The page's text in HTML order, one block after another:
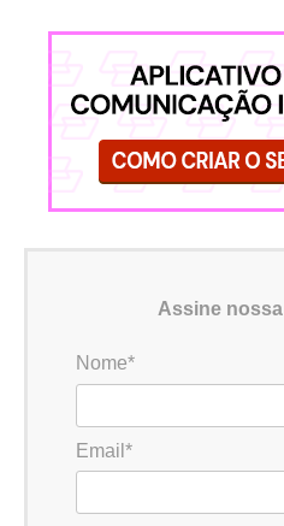
Assine
Nome*
Email*